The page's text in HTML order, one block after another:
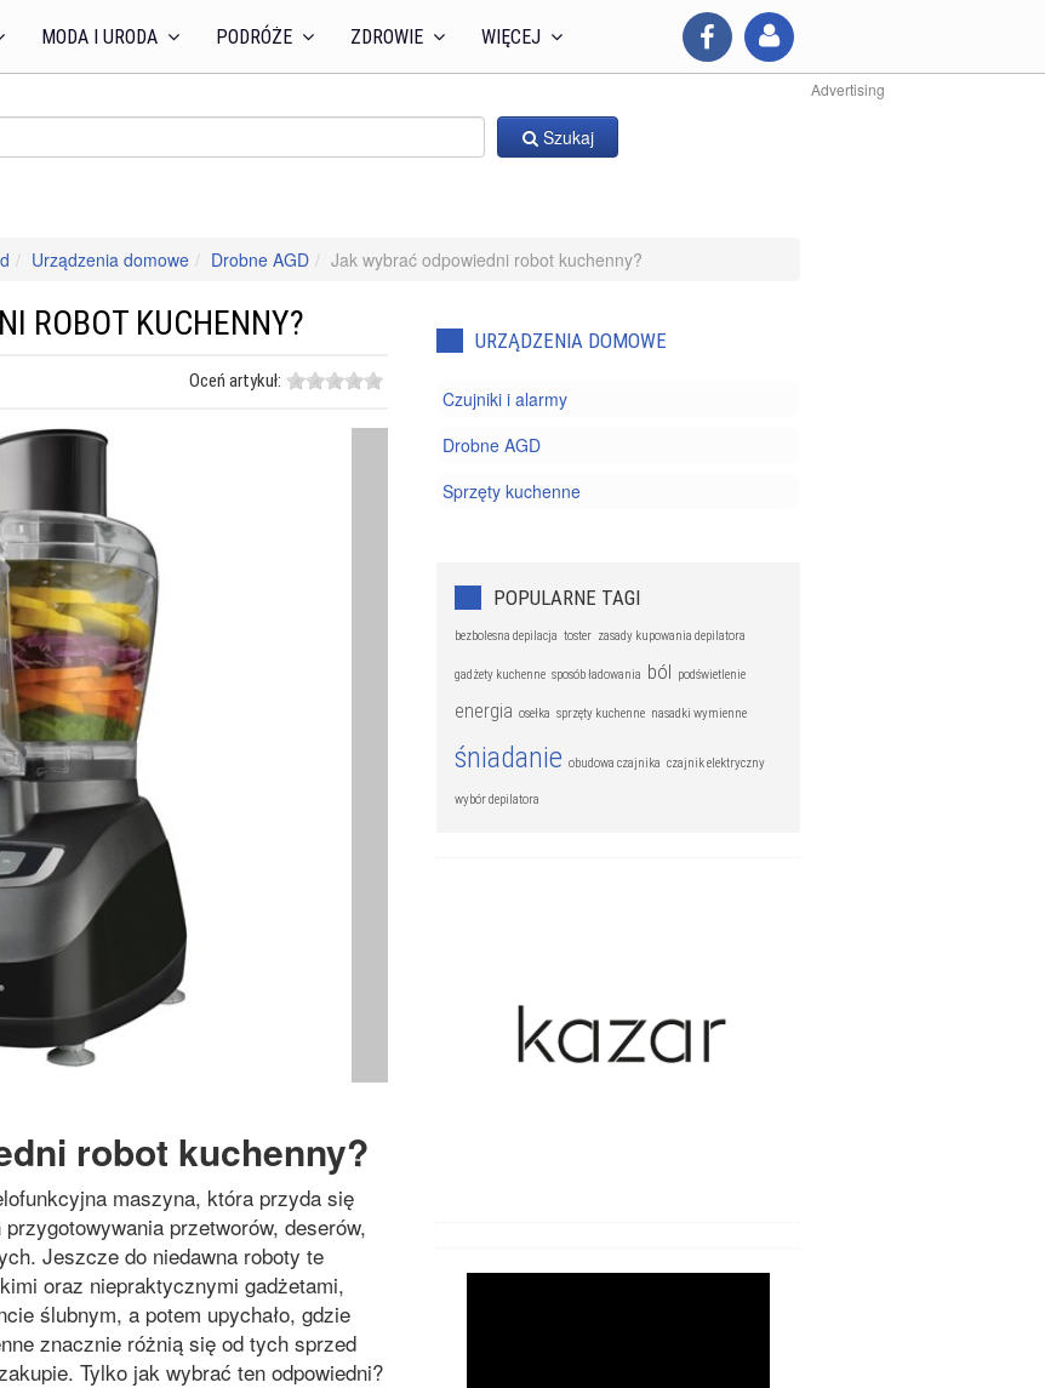
MODA I URODA PODRÓŻE ZDROWIE WIĘCEJ
Advertising
Szukaj
Urządzenia domowe Drobne AGD Jak wybrać odpowiedni robot kuchenny?
ROBOT KUCHENNY?
Oceń artykuł:
robot kuchenny?
maszyna, która przyda się
przygotowywania przetworów, deserów,
Jeszcze do niedawna roboty te
oraz niepraktycznymi gadżetami,
ślubnym, a potem upychało, gdzie
znacznie różnią się od tych sprzed
Tylko jak wybrać ten odpowiedni?
URZĄDZENIA DOMOWE
Czujniki i alarmy
Drobne AGD
Sprzęty kuchenne
POPULARNE TAGI
bezbolesna depilacja toster zasady kupowania depilatora
gadżety kuchenne sposób ładowania ból podświetlenie
energia osełka sprzęty kuchenne nasadki wymienne
śniadanie obudowa czajnika czajnik elektryczny
wybór depilatora